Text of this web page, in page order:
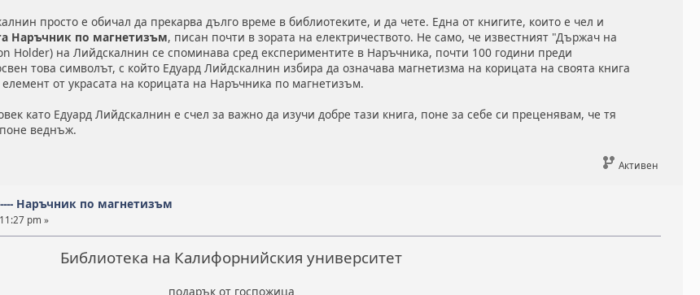
просто е обичал да прекарва дълго време в библиотеките, и да чете. Една от книгите, които е чел и
Наръчник по магнетизъм, писан почти в зората на електричеството. Не само, че известният "Държач на
Holder) на Лийдскалнин се споминава сред експериментите в Наръчника, почти 100 години преди
това символът, с който Едуард Лийдскалнин избира да означава магнетизма на корицата на своята книга
от украсата на корицата на Наръчника по магнетизъм.
като Едуард Лийдскалнин е счел за важно да изучи добре тази книга, поне за себе си преценявам, че тя
веднъж.
Активен
Наръчник по магнетизъм
pm »
Библиотека на Калифорнийския университет
подарък от госпожица